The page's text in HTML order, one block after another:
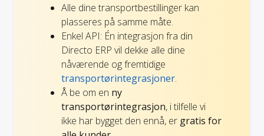
Alle dine transportbestillinger kan
plasseres på samme måte.
Enkel API: Én integrasjon fra din
Directo ERP vil dekke alle dine
nåværende og fremtidige
transportørintegrasjoner.
Å be om en ny
transportørintegrasjon, i tilfelle vi
ikke har bygget den ennå, er gratis for